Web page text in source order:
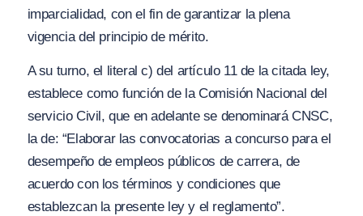
imparcialidad, con el fin de garantizar la plena
vigencia del principio de mérito.
A su turno, el literal c) del artículo 11 de la citada ley,
establece como función de la Comisión Nacional del
servicio Civil, que en adelante se denominará CNSC,
la de: “Elaborar las convocatorias a concurso para el
desempeño de empleos públicos de carrera, de
acuerdo con los términos y condiciones que
establezcan la presente ley y el reglamento”.